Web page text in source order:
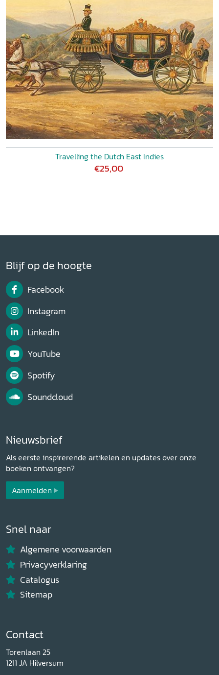
Travelling the Dutch East Indies
€25,00
Blijf op de hoogte
Facebook
Instagram
LinkedIn
YouTube
Spotify
Soundcloud
Nieuwsbrief
Als eerste inspirerende artikelen en updates over onze
boeken ontvangen?
Aanmelden
Snel naar
Algemene voorwaarden
Privacyverklaring
Catalogus
Sitemap
Contact
Torenlaan 25
1211 JA Hilversum